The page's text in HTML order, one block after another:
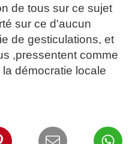
de tous sur ce sujet
sur ce d'aucun
de gesticulations, et
,pressentent comme
démocratie locale